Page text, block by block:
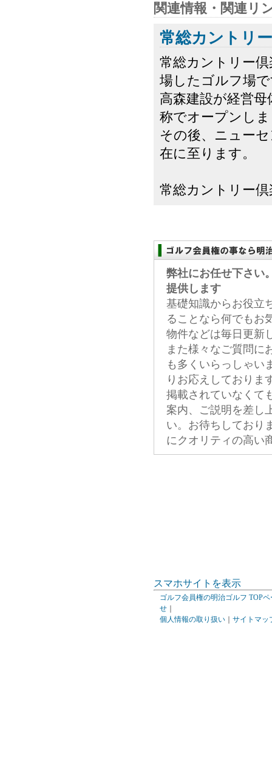
関連情報・関連リ
常総カントリ
常総カントリー倶
場したゴルフ場
高森建設が経営
称でオープンし
その後、ニュー
在に至ります。
常総カントリー
弊社にお任せ下さい
提供します
基礎知識からお役立
ることなら何でもお
物件などは毎日更新
また様々なご質問に
も多くいらっしゃい
りお応えしておりま
掲載されていなくて
案内、ご説明を差し
い。お待ちしており
にクオリティの高い
スマホサイトを表示
ゴルフ会員権の明治ゴルフ TOPペ
せ
個人情報の取り扱い
サイトマッ